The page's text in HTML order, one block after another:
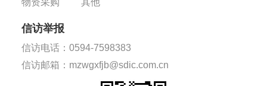
信访举报
信访电话：0594-7598383
信访邮箱：mzwgxfjb@sdic.com.cn